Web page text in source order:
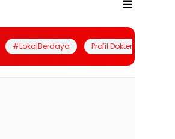
#LokalBerdaya Profil Dokter